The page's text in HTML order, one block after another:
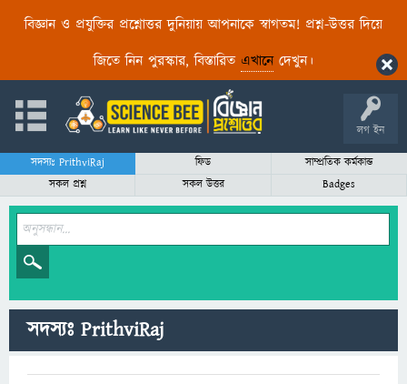
বিজ্ঞান ও প্রযুক্তির প্রশ্নোত্তর দুনিয়ায় আপনাকে স্বাগতম! প্রশ্ন-উত্তর দিয়ে
জিতে নিন পুরস্কার, বিস্তারিত এখানেদেখুন।
লগ ইন
সদস্যঃ PrithviRaj ফিড
সাম্প্রতিক কর্মকান্ড
সকল প্রশ্ন
সকল উত্তর Badges
সদস্যঃ PrithviRaj